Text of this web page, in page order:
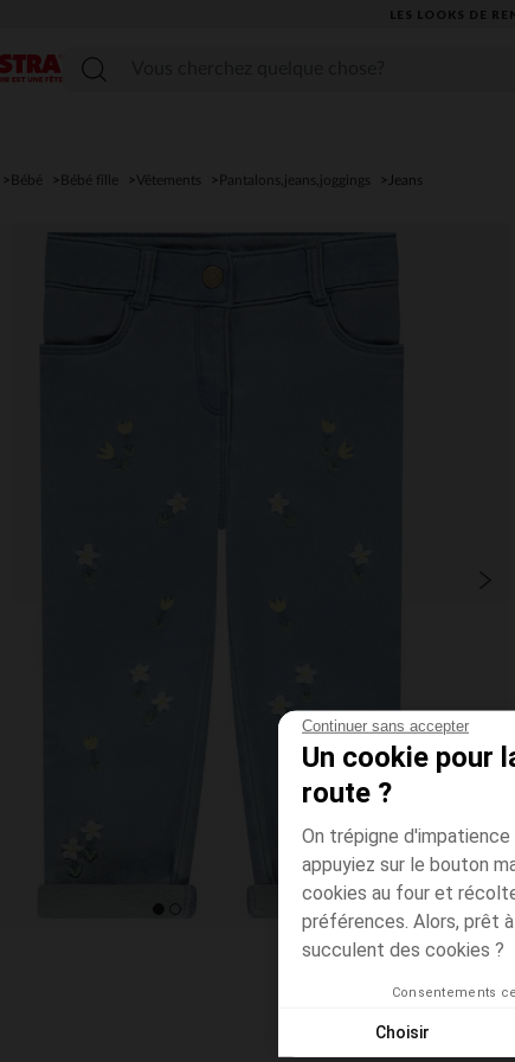
Continuer sans accepter
Un cookie pour
route ?
On trépigne
appuyiez sur le bouton
cookies au four et
préférences. Alors, prêt
succulent des cookies ?
Consentements
Choisir
LES LOOKS DE
Bébé Bébé fille Vêtements Pantalons,jeans,joggings Jeans